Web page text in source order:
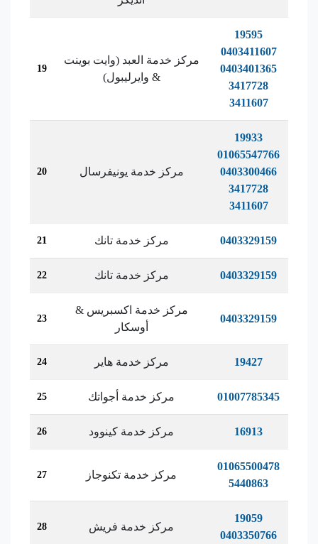
19
مركز خدمة العبد (وايت بوينت
& وايرليبول)
19595
0403411607
0403401365
3417728
3411607
20 مركز خدمة يونيفرسال
19933
01065547766
0403300466
3417728
3411607
21 مركز خدمة تانك 0403329159
22 مركز خدمة تانك 0403329159
23
مركز خدمة اكسبريس &
أوسكار
0403329159
24 مركز خدمة هاير 19427
25 مركز خدمة أجواتك 01007785345
26 مركز خدمة كينوود 16913
27 مركز خدمة تكنوجاز
01065500478
5440863
28 مركز خدمة فريش
19059
0403350766